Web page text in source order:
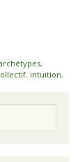
,
, intuition,